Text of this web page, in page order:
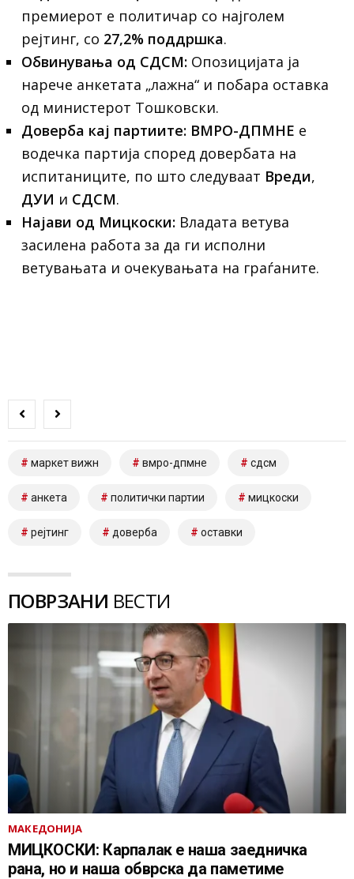
премиерот е политичар со најголем
рејтинг, со 27,2% поддршка.
Обвинувања од СДСМ: Опозицијата ја
нарече анкетата „лажна“ и побара оставка
од министерот Тошковски.
Доверба кај партиите: ВМРО-ДПМНЕ е
водечка партија според довербата на
испитаниците, по што следуваат Вреди,
ДУИ и СДСМ.
Најави од Мицкоски: Владата ветува
засилена работа за да ги исполни
ветувањата и очекувањата на граѓаните.
маркет вижн вмро-дпмне сдсм
анкета политички партии мицкоски
рејтинг доверба оставки
ПОВРЗАНИ ВЕСТИ
МАКЕДОНИЈА
МИЦКОСКИ: Карпалак е наша заедничка
рана, но и наша обврска да паметиме